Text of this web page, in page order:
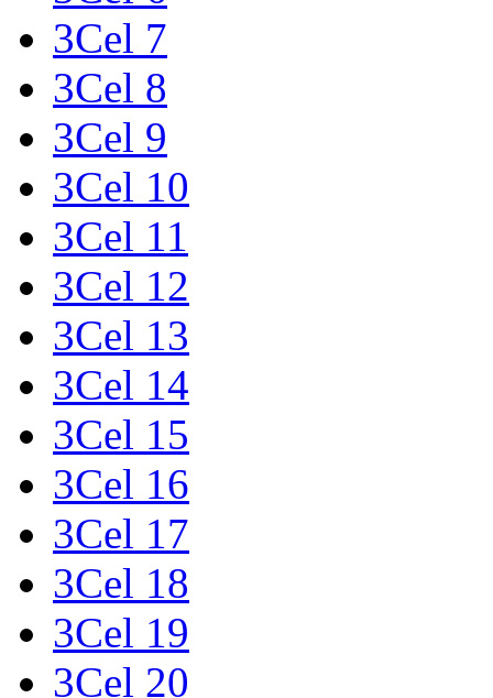
3Cel 7
3Cel 8
3Cel 9
3Cel 10
3Cel 11
3Cel 12
3Cel 13
3Cel 14
3Cel 15
3Cel 16
3Cel 17
3Cel 18
3Cel 19
3Cel 20